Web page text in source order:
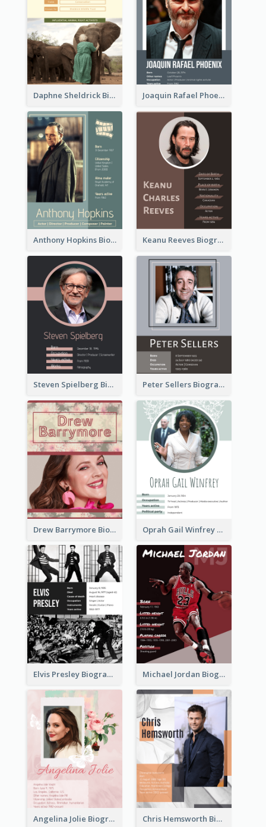
Daphne Sheldrick Biography Joaquin Rafael Phoenix Biography
Anthony Hopkins Biography Keanu Reeves Biography
Steven Spielberg Biography Peter Sellers Biography
Drew Barrymore Biography Oprah Gail Winfrey Biography
Elvis Presley Biography Michael Jordan Biography
Angelina Jolie Biography Chris Hemsworth Biography